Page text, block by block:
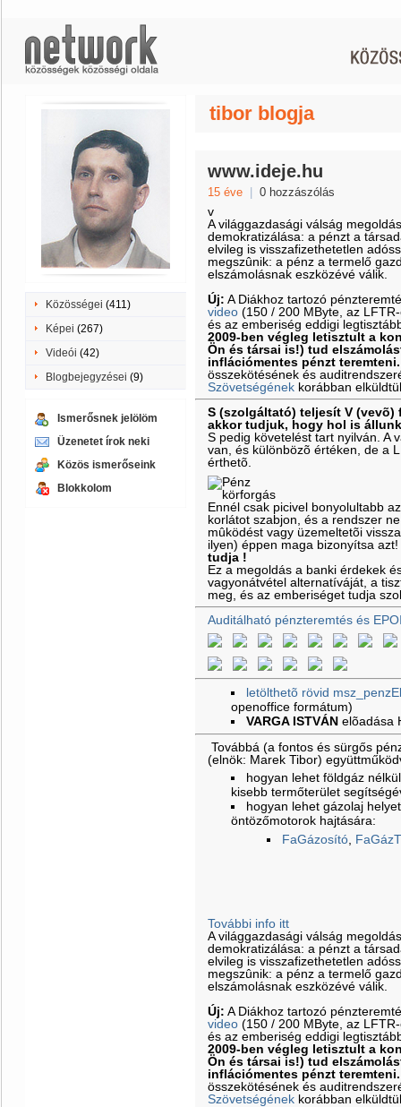
Közösségei (411)
Képei (267)
Videói (42)
Blogbejegyzései (9)
Ismerősnek jelölöm
Üzenetet írok neki
Közös ismerőseink
Blokkolom
tibor blogja
www.ideje.hu
15 éve 0 hozzászólás
v
A világgazdasági válság
demokratizálása: a pénzt a
elvileg is visszafizethetetlen
megszûnik: a pénz a termelő
elszámolásnak eszközévé válik.
Új: A Diákhoz tartozó
video (150 / 200 MByte, az
és az emberiség eddigi
2009-ben végleg letisztult a
Ön és társai is!) tud
inflációmentes pénzt teremteni.
összekötésének és
Szövetségének korábban
S (szolgáltató) teljesít V (vevõ)
akkor tudjuk, hogy hol is állunk
S pedig követelést tart nyilván. A
van, és különbözõ értéken, de a
érthetõ.
Ennél csak picivel bonyolultabb
korlátot szabjon, és a rendszer
mûködést vagy üzemeltetõi
ilyen) éppen maga bizonyítsa azt!
tudja !
Ez a megoldás a banki érdekek
vagyonátvétel alternatíváját, a
meg, és az emberiséget tudja
Auditálható pénzteremtés és
letölthetõ rövid
openoffice formátum)
VARGA ISTVÁN elõadása
Továbbá (a fontos és sürgős
(elnök: Marek Tibor)
hogyan lehet földgáz
kisebb termőterület
hogyan lehet gázolaj
öntözőmotorok hajtására:
FaGázosító
További info itt
A világgazdasági válság
demokratizálása: a pénzt a
elvileg is visszafizethetetlen
megszûnik: a pénz a termelő
elszámolásnak eszközévé válik.
Új: A Diákhoz tartozó
video (150 / 200 MByte, az
és az emberiség eddigi
2009-ben végleg letisztult a
Ön és társai is!) tud
inflációmentes pénzt teremteni.
összekötésének és
Szövetségének korábban